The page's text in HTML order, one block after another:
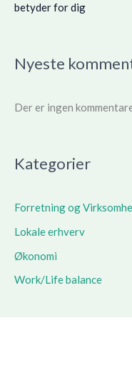
betyder for dig
Nyeste
Der er ingen
Kategorier
Forretning og
Lokale erhverv
Økonomi
Work/Life balance